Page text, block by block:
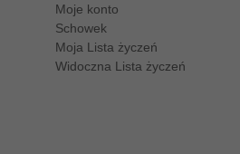
Moje konto
Schowek
Moja Lista życzeń
Widoczna Lista życzeń